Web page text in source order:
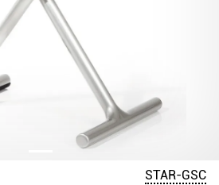
STAR-GSC